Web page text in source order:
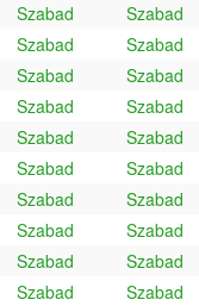
Szabad
Szabad
Szabad
Szabad
Szabad
Szabad
Szabad
Szabad
Szabad
Szabad
Szabad
Szabad
Szabad
Szabad
Szabad
Szabad
Szabad
Szabad
Szabad
Szabad